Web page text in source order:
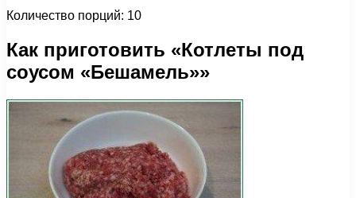
Количество порций: 10
Как приготовить «Котлеты под
соусом «Бешамель»»